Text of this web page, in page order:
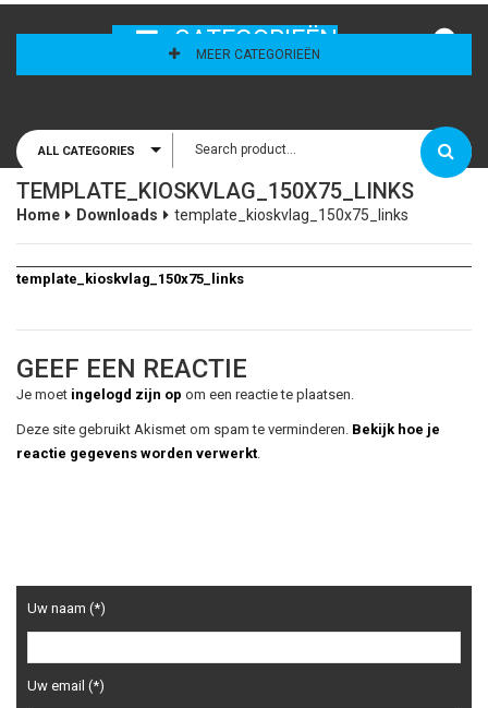
mij
CATEGORIEËN
MEER CATEGORIEËN
ALL CATEGORIES
TEMPLATE_KIOSKVLAG_150X75_LINKS
Home Downloads template_kioskvlag_150x75_links
template_kioskvlag_150x75_links
GEEF EEN REACTIE
Je moet ingelogd zijn op om een reactie te plaatsen.
Deze site gebruikt Akismet om spam te verminderen. Bekijk hoe je
reactie gegevens worden verwerkt
Uw naam (*)
Uw email (*)